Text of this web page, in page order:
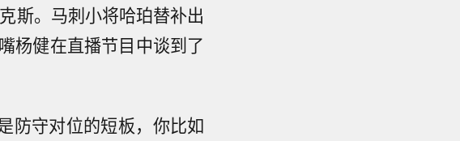
斯。马刺小将哈珀替补出
杨健在直播节目中谈到了
防守对位的短板，你比如